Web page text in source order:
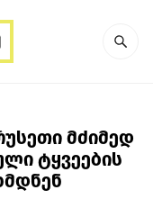
მძიმედ
ტყვეების